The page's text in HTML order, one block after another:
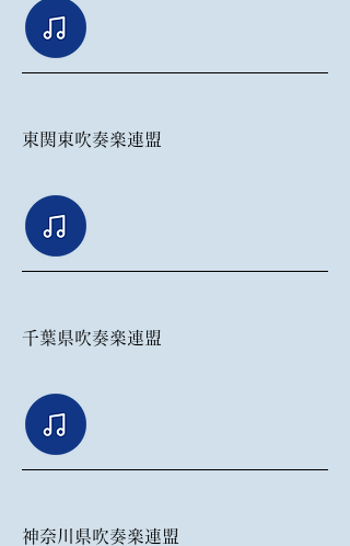
東関東吹奏楽連盟
千葉県吹奏楽連盟
神奈川県吹奏楽連盟